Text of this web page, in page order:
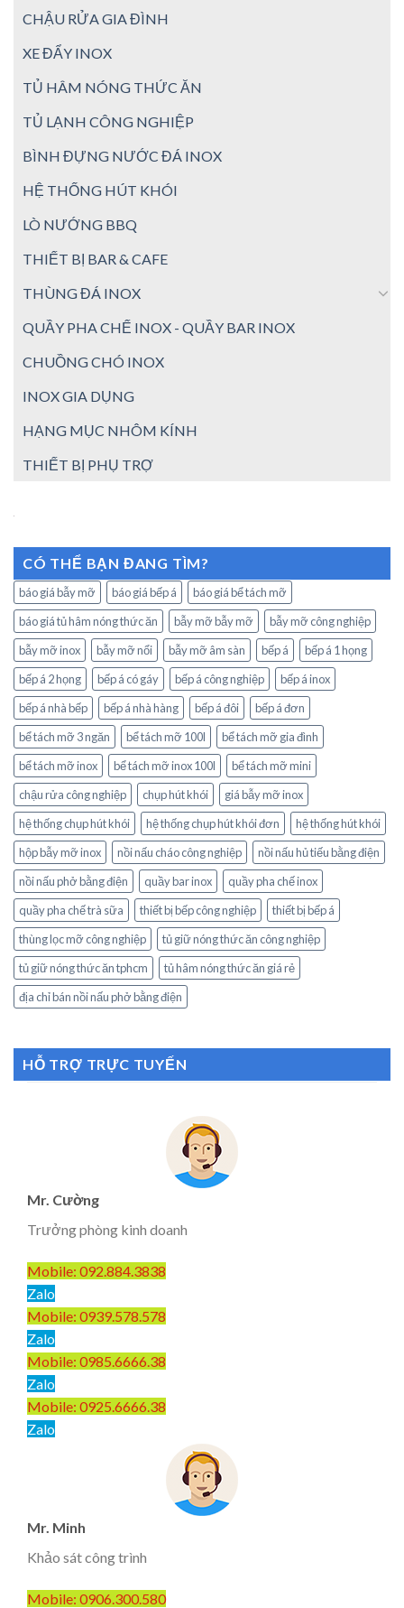
CHẬU RỬA GIA ĐÌNH
XE ĐẨY INOX
TỦ HÂM NÓNG THỨC ĂN
TỦ LẠNH CÔNG NGHIỆP
BÌNH ĐỰNG NƯỚC ĐÁ INOX
HỆ THỐNG HÚT KHÓI
LÒ NƯỚNG BBQ
THIẾT BỊ BAR & CAFE
THÙNG ĐÁ INOX
QUẦY PHA CHẾ INOX - QUẦY BAR INOX
CHUỒNG CHÓ INOX
INOX GIA DỤNG
HẠNG MỤC NHÔM KÍNH
THIẾT BỊ PHỤ TRỢ
CÓ THỂ BẠN ĐANG TÌM?
báo giá bẫy mỡ báo giá bếp á
báo giá bể tách mỡ
báo giá tủ hâm nóng thức ăn
bẫy mỡ bẫy mỡ
bẫy mỡ công nghiệp
bẫy mỡ inox
bẫy mỡ nổi bẫy mỡ âm sàn bếp á
bếp á 1 họng
bếp á 2 họng
bếp á có gáy bếp á công nghiệp
bếp á inox
bếp á nhà bếp
bếp á nhà hàng bếp á đôi
bếp á đơn
bể tách mỡ 3 ngăn
bể tách mỡ 100l
bể tách mỡ gia đình
bể tách mỡ inox
bể tách mỡ inox 100l
bể tách mỡ mini
chậu rửa công nghiệp
chụp hút khói
giá bẫy mỡ inox
hệ thống chụp hút khói
hệ thống chụp hút khói đơn
hệ thống hút khói
hộp bẫy mỡ inox
nồi nấu cháo công nghiệp
nồi nấu hủ tiếu bằng điện
nồi nấu phở bằng điện
quầy bar inox
quầy pha chế inox
quầy pha chế trà sữa
thiết bị bếp công nghiệp
thiết bị bếp á
thùng lọc mỡ công nghiệp
tủ giữ nóng thức ăn công nghiệp
tủ giữ nóng thức ăn tphcm
tủ hâm nóng thức ăn giá rẻ
địa chỉ bán nồi nấu phở bằng điện
HỖ TRỢ TRỰC TUYẾN
Mr. Cường
Trưởng phòng kinh doanh
Mobile: 092.884.3838
Zalo
Mobile: 0939.578.578
Zalo
Mobile: 0985.6666.38
Zalo
Mobile: 0925.6666.38
Zalo
Mr. Minh
Khảo sát công trình
Mobile: 0906.300.580